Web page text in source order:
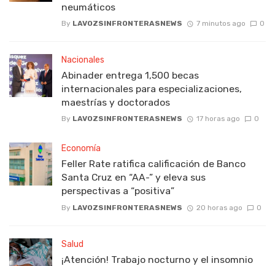
neumáticos
By LAVOZSINFRONTERASNEWS 7 minutos ago 0
Nacionales
Abinader entrega 1,500 becas
internacionales para especializaciones,
maestrías y doctorados
By LAVOZSINFRONTERASNEWS 17 horas ago 0
Economía
Feller Rate ratifica calificación de Banco
Santa Cruz en “AA-” y eleva sus
perspectivas a “positiva”
By LAVOZSINFRONTERASNEWS 20 horas ago 0
Salud
¡Atención! Trabajo nocturno y el insomnio